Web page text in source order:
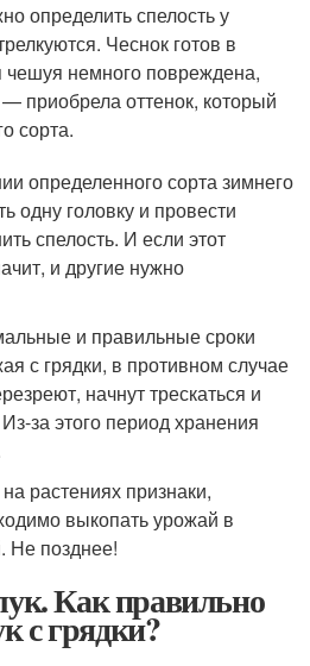
определить спелость у
Чеснок готов в
чешуя немного повреждена,
приобрела оттенок, который
сорта.
определенного сорта зимнего
одну головку и провести
спелость. И если этот
и другие нужно
и правильные сроки
с грядки, в противном случае
начнут трескаться и
за этого период хранения
растениях признаки,
выкопать урожай в
Не позднее!
Как правильно
с грядки?